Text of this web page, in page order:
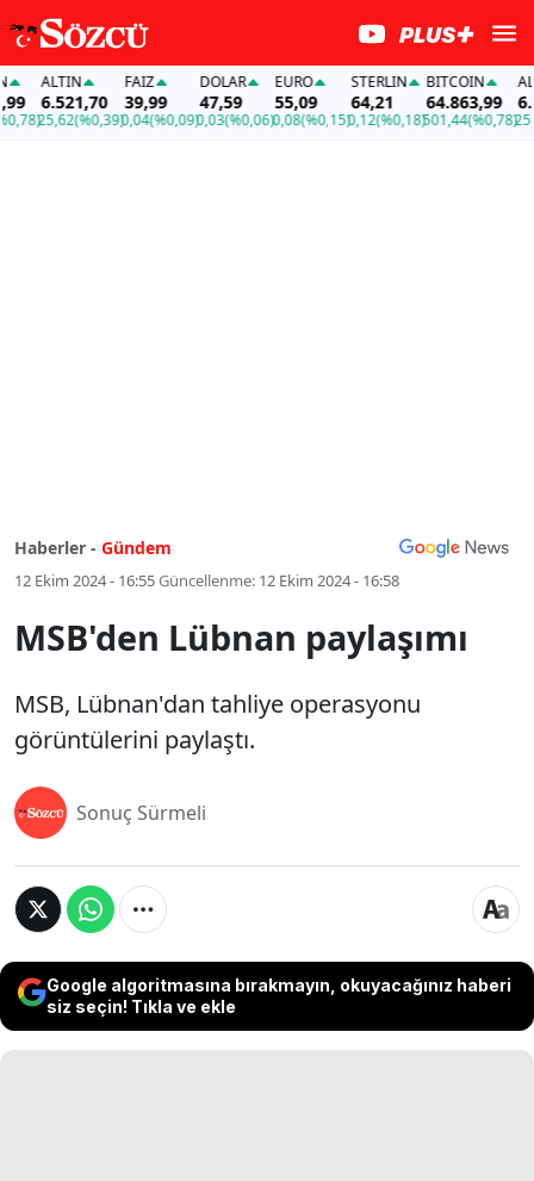
ALTIN
6.521,70
25,62(%0,39)
FAİZ
39,99
0,04(%0,09)
DOLAR
47,59
0,03(%0,06)
EURO
55,09
0,08(%0,15)
STERLIN
64,21
0,12(%0,18)
BITCOIN
64.863,99
501,44(%0,78)25,62
Haberler - Gündem
12 Ekim 2024 - 16:55Güncellenme: 12 Ekim 2024 - 16:58
MSB'den Lübnan paylaşımı
MSB, Lübnan'dan tahliye operasyonu
görüntülerini paylaştı.
Sonuç Sürmeli
Google algoritmasına bırakmayın, okuyacağınız haberi
siz seçin! Tıkla ve ekle